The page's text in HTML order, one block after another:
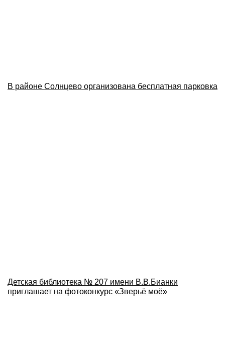
В районе Солнцево организована бесплатная парковка
Детская библиотека № 207 имени В.В.Бианки
приглашает на фотоконкурс «Зверьё моё»